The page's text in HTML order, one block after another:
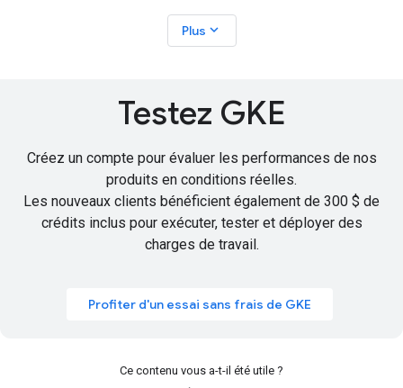
Plus expand_more
Testez GKE
Créez un compte pour évaluer les performances de nos
produits en conditions réelles.
Les nouveaux clients bénéficient également de 300 $ de
crédits inclus pour exécuter, tester et déployer des
charges de travail.
Profiter d'un essai sans frais de GKE
Ce contenu vous a-t-il été utile ?